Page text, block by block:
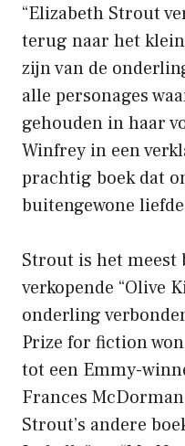
“Elizabeth Strout
terug naar het
zijn van de
alle personages
gehouden in haar
Winfrey in een
prachtig boek dat
buitengewone
Strout is het meest
verkopende “Olive
onderling
Prize for fiction
tot een Emmy-
Frances
Strout’s andere